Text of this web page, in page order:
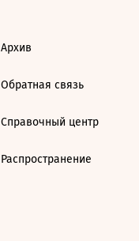
Архив
Обратная связь
Справочный центр
Распространение